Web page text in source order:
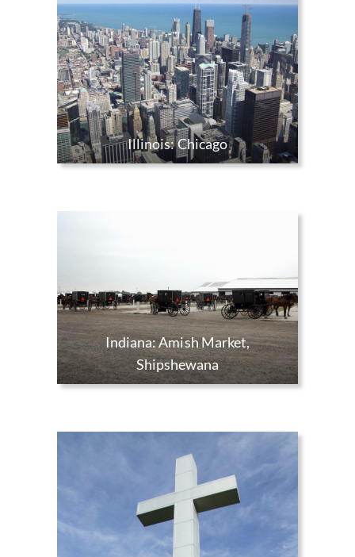
Illinois: Chicago
Indiana: Amish Market,
Shipshewana